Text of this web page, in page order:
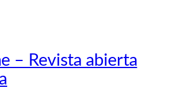
– Revista abierta